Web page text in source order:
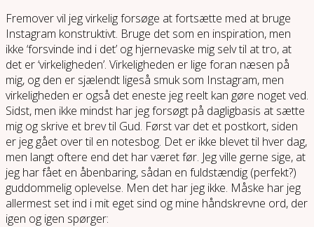
Fremover vil jeg virkelig forsøge at fortsætte med at bruge
Instagram konstruktivt. Bruge det som en inspiration, men
ikke ‘forsvinde ind i det’ og hjernevaske mig selv til at tro, at
det er ‘virkeligheden’. Virkeligheden er lige foran næsen på
mig, og den er sjælendt ligeså smuk som Instagram, men
virkeligheden er også det eneste jeg reelt kan gøre noget ved.
Sidst, men ikke mindst har jeg forsøgt på dagligbasis at sætte
mig og skrive et brev til Gud. Først var det et postkort, siden
er jeg gået over til en notesbog. Det er ikke blevet til hver dag,
men langt oftere end det har været før. Jeg ville gerne sige, at
jeg har fået en åbenbaring, sådan en fuldstændig (perfekt?)
guddommelig oplevelse. Men det har jeg ikke. Måske har jeg
allermest set ind i mit eget sind og mine håndskrevne ord, der
igen og igen spørger: